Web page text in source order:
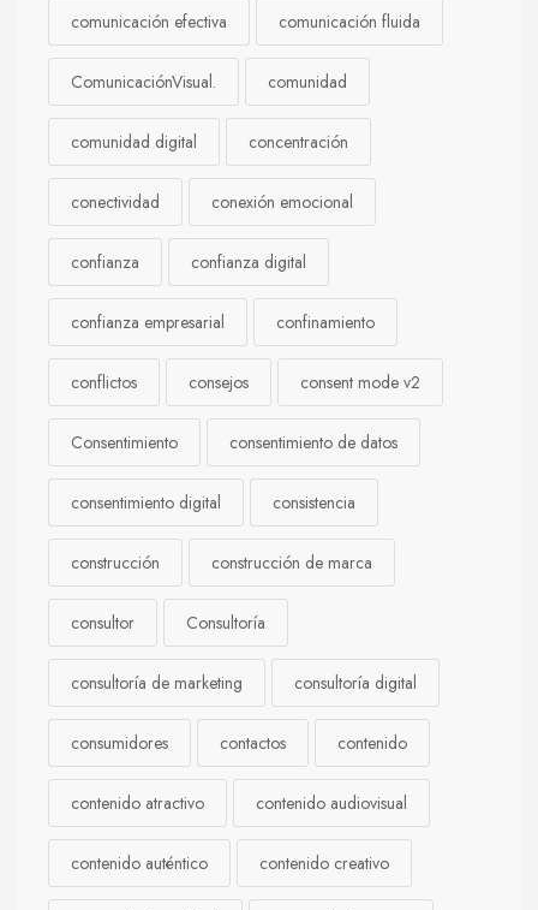
comunicación efectiva comunicación fluida
ComunicaciónVisual. comunidad
comunidad digital concentración
conectividad conexión emocional
confianza confianza digital
confianza empresarial confinamiento
conflictos consejos consent mode v2
Consentimiento consentimiento de datos
consentimiento digital consistencia
construcción construcción de marca
consultor Consultoría
consultoría de marketing consultoría digital
consumidores contactos contenido
contenido atractivo contenido audiovisual
contenido auténtico contenido creativo